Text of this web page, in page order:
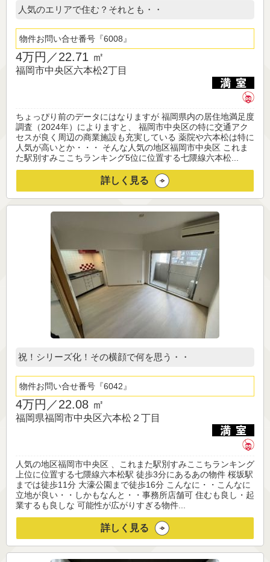
人気のエリアで住む？それとも・・
物件お問い合せ番号 6008
4万円／22.71 ㎡
福岡市中央区六本松2丁目
ちょっぴり前のデータにはなりますが 福岡県内の居住地満足度
調査（2024年）によりますと、 福岡市中央区の特に交通アク
セスが良く周辺の商業施設も充実している 薬院や六本松は特に
人気が高いとか・・・ そんな人気の地区福岡市中央区 これま
た駅別すみここちランキング5位に位置する七隈線六本松...
詳しく見る
祝！シリーズ化！その横顔で何を思う・・
物件お問い合せ番号 6042
4万円／22.08 ㎡
福岡県福岡市中央区六本松２丁目
人気の地区福岡市中央区 、これまた駅別すみここちランキング
上位に位置する七隈線六本松駅 徒歩3分にあるあの物件 桜坂駅
までは徒歩11分 大濠公園まで徒歩16分 こんなに・・こんなに
立地が良い・・しかもなんと・・事務所店舗可 住むも良し・起
業するも良しな 可能性が広がりすぎる物件...
詳しく見る